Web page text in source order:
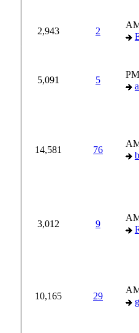
2,943
5,091
76
14,581
3,012
29
10,165